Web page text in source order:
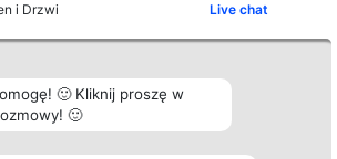
i Drzwi Live chat
🙂 Kliknij proszę w
🙂
województwa
Plebiscyt
Laureaci
Kontakt